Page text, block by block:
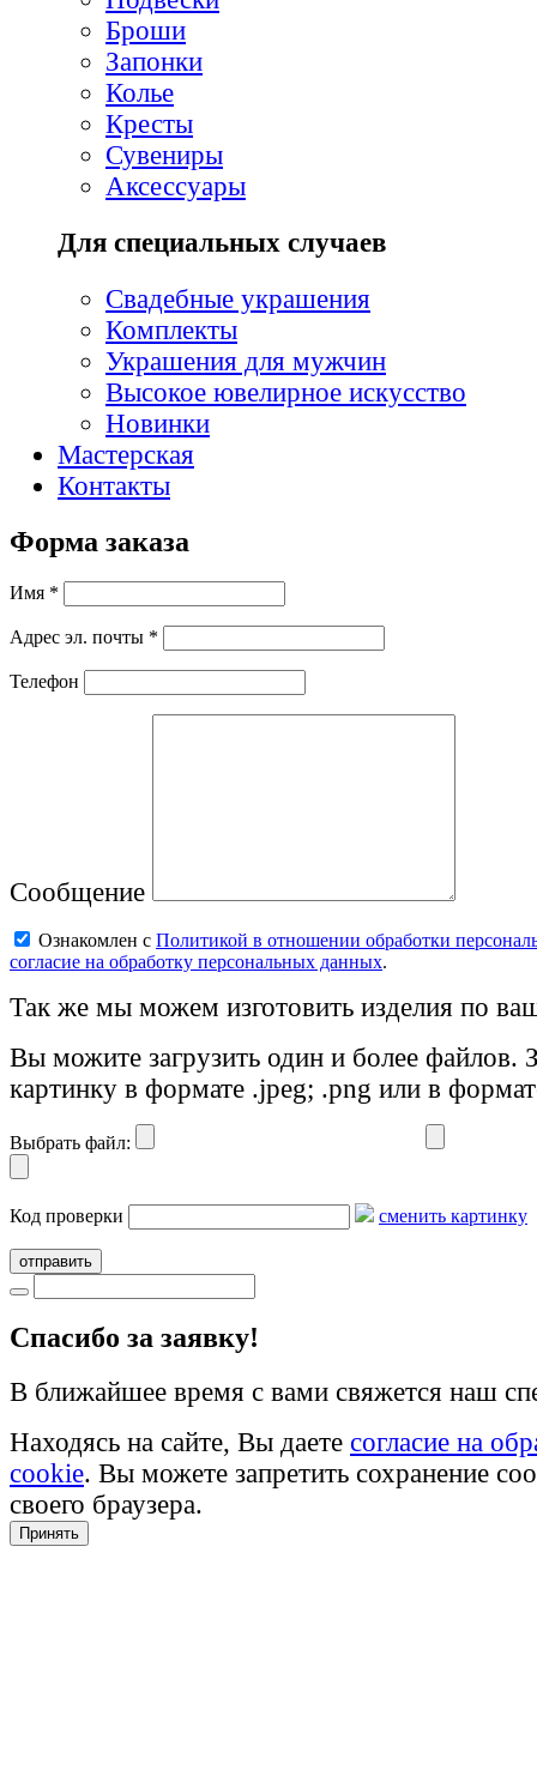
Броши
Запонки
Колье
Кресты
Сувениры
Аксессуары
Для специальных случаев
Свадебные украшения
Комплекты
Украшения для мужчин
Высокое ювелирное искусство
Новинки
Мастерская
Контакты
Форма заказа
Имя *
Адрес эл. почты *
Телефон
Сообщение
Ознакомлен с Политикой в отношении обработки
согласие на обработку персональных данных.
Так же мы можем изготовить изделия по
Вы можите загрузить один и более файлов.
картинку в формате .jpeg; .png или в
Выбрать файл:
Код проверки сменить картинку
отправить
Cпасибо за заявку!
В ближайшее время с вами свяжется наш
Находясь на сайте, Вы даете согласие на
cookie. Вы можете запретить сохранение
своего браузера.
Принять